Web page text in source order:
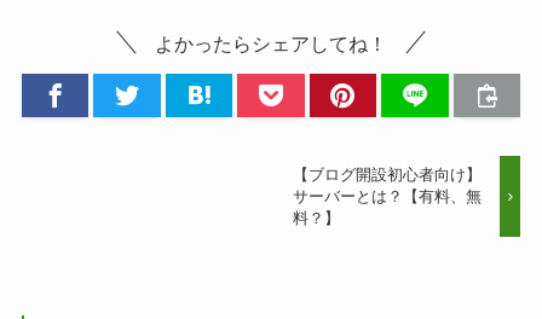
よかったらシェアしてね！
【ブログ開設初心者向け】
サーバーとは？【有料、無
料？】